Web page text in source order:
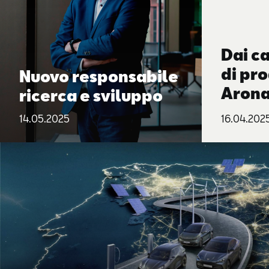
Nuovo responsabile
ricerca e sviluppo
14.05.2025
Dai
di